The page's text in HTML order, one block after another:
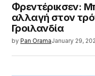
Φρεντέρικσεν:
αλλαγή στον
Γροιλανδία
by Pan OramaJanuary 29,